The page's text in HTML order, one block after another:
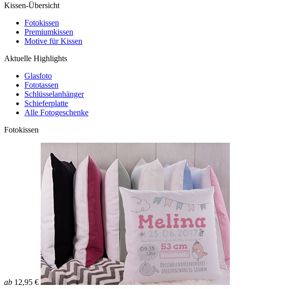
Kissen-Übersicht
Fotokissen
Premiumkissen
Motive für Kissen
Aktuelle Highlights
Glasfoto
Fototassen
Schlüsselanhänger
Schieferplatte
Alle Fotogeschenke
Fotokissen
ab 12,95 €